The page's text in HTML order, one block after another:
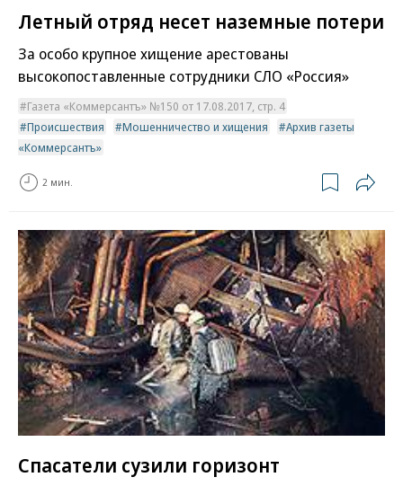
Летный отряд несет наземные потери
За особо крупное хищение арестованы
высокопоставленные сотрудники СЛО «Россия»
Газета «Коммерсантъ» №150 от 17.08.2017, стр. 4
Происшествия
Мошенничество и хищения
Архив газеты
«Коммерсантъ»
2 мин.
Спасатели сузили горизонт